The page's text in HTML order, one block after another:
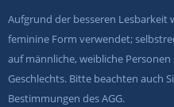
Aufgrund der besseren
feminine Form verwendet;
auf männliche, weibliche
Geschlechts. Bitte beachten auch
Bestimmungen des AGG.